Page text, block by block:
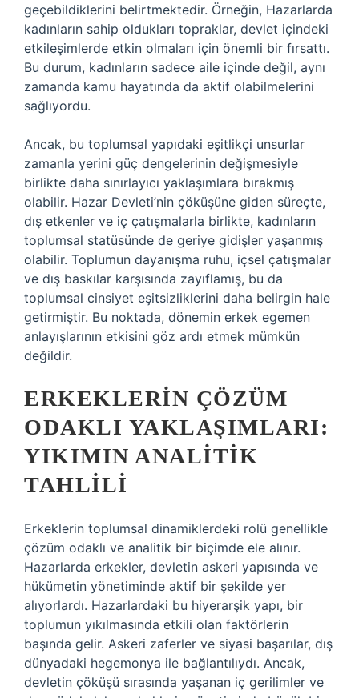
geçebildiklerini belirtmektedir. Örneğin, Hazarlarda
kadınların sahip oldukları topraklar, devlet içindeki
etkileşimlerde etkin olmaları için önemli bir fırsattı.
Bu durum, kadınların sadece aile içinde değil, aynı
zamanda kamu hayatında da aktif olabilmelerini
sağlıyordu.
Ancak, bu toplumsal yapıdaki eşitlikçi unsurlar
zamanla yerini güç dengelerinin değişmesiyle
birlikte daha sınırlayıcı yaklaşımlara bırakmış
olabilir. Hazar Devleti’nin çöküşüne giden süreçte,
dış etkenler ve iç çatışmalarla birlikte, kadınların
toplumsal statüsünde de geriye gidişler yaşanmış
olabilir. Toplumun dayanışma ruhu, içsel çatışmalar
ve dış baskılar karşısında zayıflamış, bu da
toplumsal cinsiyet eşitsizliklerini daha belirgin hale
getirmiştir. Bu noktada, dönemin erkek egemen
anlayışlarının etkisini göz ardı etmek mümkün
değildir.
ERKEKLERIN ÇÖZÜM
ODAKLI YAKLAŞIMLARI:
YIKIMIN ANALITIK
TAHLILI
Erkeklerin toplumsal dinamiklerdeki rolü genellikle
çözüm odaklı ve analitik bir biçimde ele alınır.
Hazarlarda erkekler, devletin askeri yapısında ve
hükümetin yönetiminde aktif bir şekilde yer
alıyorlardı. Hazarlardaki bu hiyerarşik yapı, bir
toplumun yıkılmasında etkili olan faktörlerin
başında gelir. Askeri zaferler ve siyasi başarılar, dış
dünyadaki hegemonya ile bağlantılıydı. Ancak,
devletin çöküşü sırasında yaşanan iç gerilimler ve